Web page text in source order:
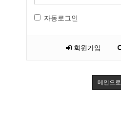
자동로그인
회원가입
메인으로